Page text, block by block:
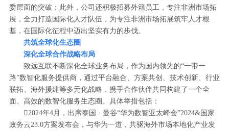
委层面的突破；此外，公司还积极招募外籍员工，专注非洲市场拓
展，全力打造国际化人才队伍，为专注非洲市场拓展筑牢人才根
基，在国际化征程中迈出坚实有力的步伐。
共筑全球化生态圈
深化全球合作战略布局
致远互联不断深化全球业务布局，作为国内领先的“一带一
路”数智化服务提供商，通过平台融合、方案共创、技术创新、行业
联拓、海外援建等多元化战略，携手合作伙伴共同构建了一个全
面、高效的数智化服务生态圈。具体举措包括：
2024年4月，出席泰国 · 曼谷“华为数智亚太峰会”2024&国家
政务云23.0方案发布会，与华为一道，共驱海外市场本地化产业发